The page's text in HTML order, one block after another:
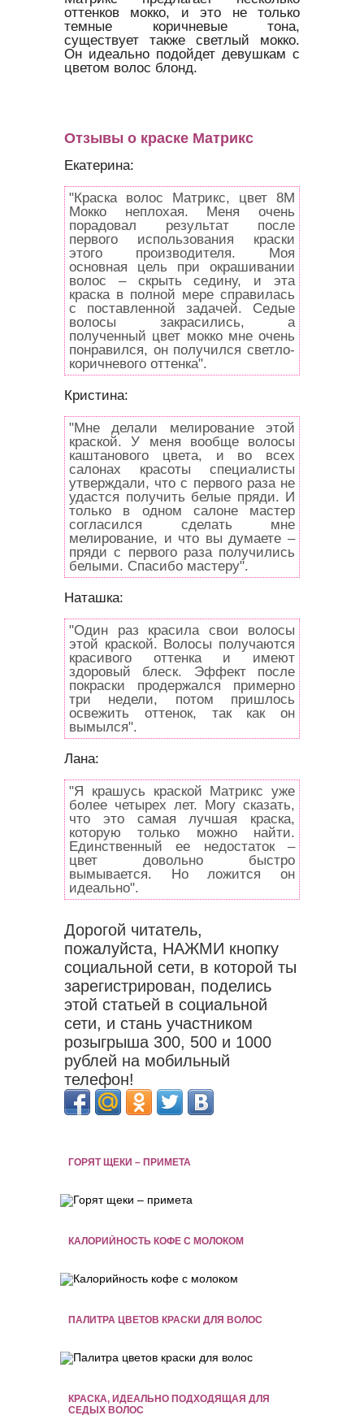
оттенков мокко, и это не только
темные коричневые тона,
существует также светлый мокко.
Он идеально подойдет девушкам с
цветом волос блонд.
Отзывы о краске Матрикс
Екатерина:
"Краска волос Матрикс, цвет 8М
Мокко неплохая. Меня очень
порадовал результат после
первого использования краски
этого производителя. Моя
основная цель при окрашивании
волос – скрыть седину, и эта
краска в полной мере справилась
с поставленной задачей. Седые
волосы закрасились, а
полученный цвет мокко мне очень
понравился, он получился светло-
коричневого оттенка".
Кристина:
"Мне делали мелирование этой
краской. У меня вообще волосы
каштанового цвета, и во всех
салонах красоты специалисты
утверждали, что с первого раза не
удастся получить белые пряди. И
только в одном салоне мастер
согласился сделать мне
мелирование, и что вы думаете –
пряди с первого раза получились
белыми. Спасибо мастеру".
Наташка:
"Один раз красила свои волосы
этой краской. Волосы получаются
красивого оттенка и имеют
здоровый блеск. Эффект после
покраски продержался примерно
три недели, потом пришлось
освежить оттенок, так как он
вымылся".
Лана:
"Я крашусь краской Матрикс уже
более четырех лет. Могу сказать,
что это самая лучшая краска,
которую только можно найти.
Единственный ее недостаток –
цвет довольно быстро
вымывается. Но ложится он
идеально".
Дорогой читатель,
пожалуйста, НАЖМИ кнопку
социальной сети, в которой ты
зарегистрирован, поделись
этой статьей в социальной
сети, и стань участником
розыгрыша 300, 500 и 1000
рублей на мобильный
телефон!
ГОРЯТ ЩЕКИ – ПРИМЕТА
КАЛОРИЙНОСТЬ КОФЕ С МОЛОКОМ
ПАЛИТРА ЦВЕТОВ КРАСКИ ДЛЯ ВОЛОС
КРАСКА, ИДЕАЛЬНО ПОДХОДЯЩАЯ ДЛЯ
СЕДЫХ ВОЛОС